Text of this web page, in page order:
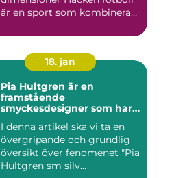
är en sport som kombinerar
18. jan
Pia Hultgren är en
framstående
smyckesdesigner som har
unika och vackra smycken i
silver
I denna artikel ska vi ta en
övergripande och grundlig
översikt över fenomenet "Pia
Hultgren sm silv...